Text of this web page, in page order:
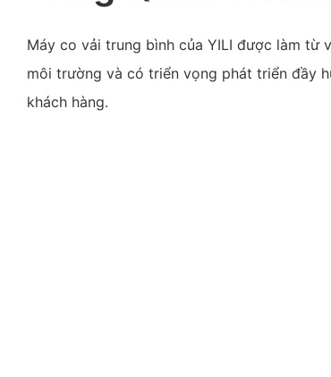
Máy co vải trung bình của YILI được làm từ
môi trường và có triển vọng phát triển đầy
khách hàng.